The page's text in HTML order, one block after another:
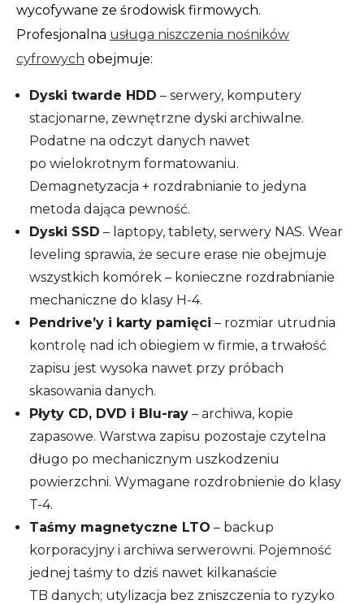
wycofywane ze środowisk firmowych.
Profesjonalna usługa niszczenia nośników
cyfrowych obejmuje:
Dyski twarde HDD – serwery, komputery
stacjonarne, zewnętrzne dyski archiwalne.
Podatne na odczyt danych nawet
po wielokrotnym formatowaniu.
Demagnetyzacja + rozdrabnianie to jedyna
metoda dająca pewność.
Dyski SSD – laptopy, tablety, serwery NAS. Wear
leveling sprawia, że secure erase nie obejmuje
wszystkich komórek – konieczne rozdrabnianie
mechaniczne do klasy H-4.
Pendrive’y i karty pamięci – rozmiar utrudnia
kontrolę nad ich obiegiem w firmie, a trwałość
zapisu jest wysoka nawet przy próbach
skasowania danych.
Płyty CD, DVD i Blu-ray – archiwa, kopie
zapasowe. Warstwa zapisu pozostaje czytelna
długo po mechanicznym uszkodzeniu
powierzchni. Wymagane rozdrobnienie do klasy
T-4.
Taśmy magnetyczne LTO – backup
korporacyjny i archiwa serwerowni. Pojemność
jednej taśmy to dziś nawet kilkanaście
TB danych; utylizacja bez zniszczenia to ryzyko